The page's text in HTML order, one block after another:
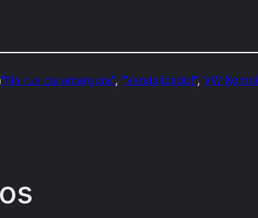
"Na rua da amargura", "Vandalizado!", VW Kombi